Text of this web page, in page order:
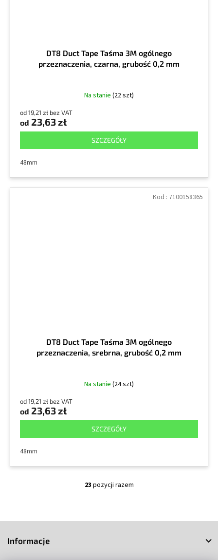
DT8 Duct Tape Taśma 3M ogólnego
przeznaczenia, czarna, grubość 0,2 mm
Na stanie (22 szt)
od 19,21 zł bez VAT
od 23,63 zł
SZCZEGÓŁY
48mm
DT8 Duct Tape Taśma 3M ogólnego
przeznaczenia, srebrna, grubość 0,2 mm
Na stanie (24 szt)
od 19,21 zł bez VAT
od 23,63 zł
SZCZEGÓŁY
48mm
Kod : 7100158365
K
23 pozycji razem
Informacje